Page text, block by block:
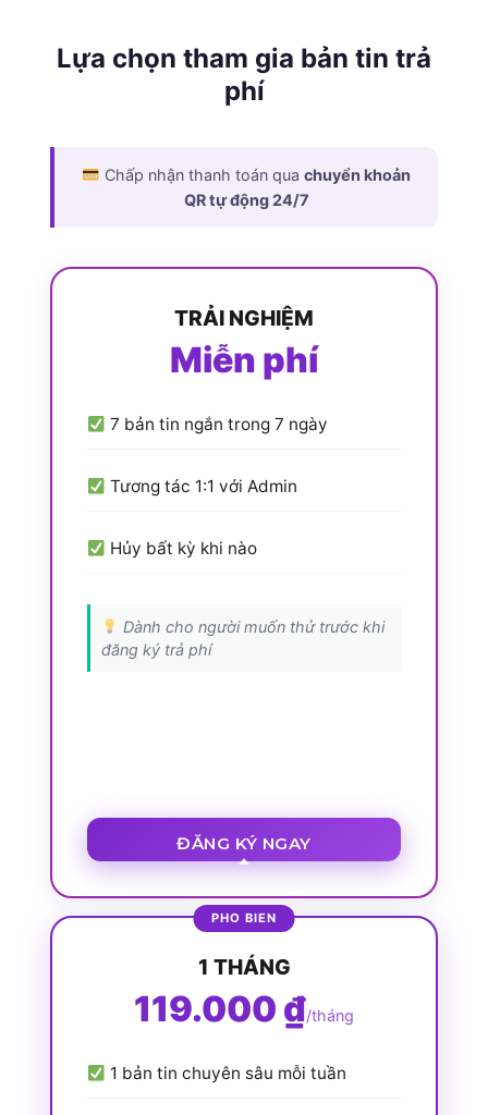
Lựa chọn tham gia bản tin trả
phí
Chấp nhận thanh toán qua chuyển khoản
QR tự động 24/7
TRẢI NGHIỆM
Miễn phí
7 bản tin ngắn trong 7 ngày
Tương tác 1:1 với Admin
Hủy bất kỳ khi nào
Dành cho người muốn thử trước khi
đăng ký trả phí
ĐĂNG KÝ NGAY
1 THÁNG
119.000 ₫/tháng
1 bản tin chuyên sâu mỗi tuần